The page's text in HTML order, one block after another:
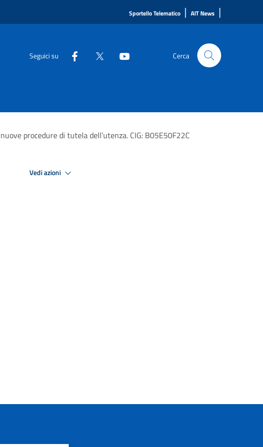
Sportello Telematico | AIT News |
Seguici su Cerca
procedure di tutela dell’utenza. CIG: B05E50F22C
Vedi azioni